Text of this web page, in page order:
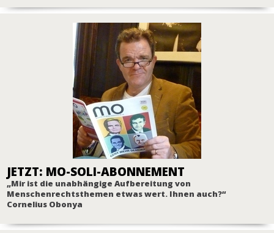
JETZT: MO-SOLI-ABONNEMENT
„Mir ist die unabhängige Aufbereitung von
Menschenrechtsthemen etwas wert. Ihnen auch?“
Cornelius Obonya